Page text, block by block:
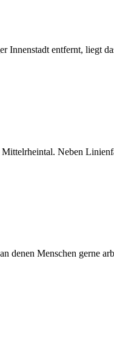
entfernt, liegt
Neben
Menschen gerne